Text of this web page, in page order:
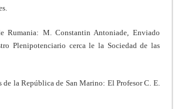
Rumania: M. Constantin Antoniade, Enviado
Plenipotenciario cerca le la Sociedad de las
de la República de San Marino: El Profesor C. E.